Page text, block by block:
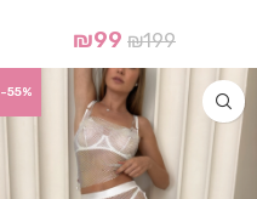
₪199
₪99
-55%